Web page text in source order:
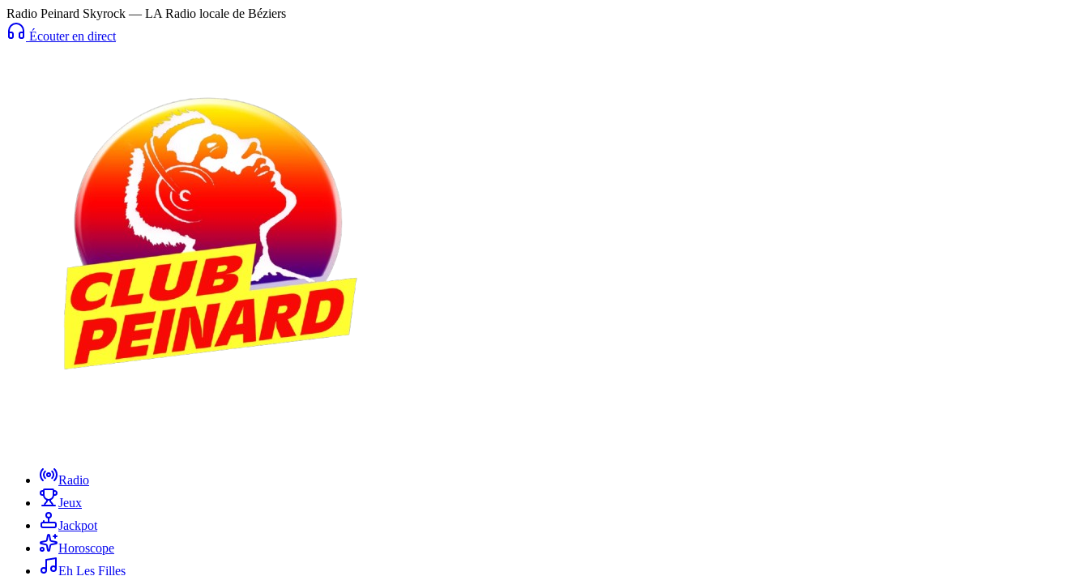
Radio Peinard Skyrock — LA Radio locale de Béziers
Écouter en direct
Radio
Jeux
Jackpot
Horoscope
Eh Les Filles